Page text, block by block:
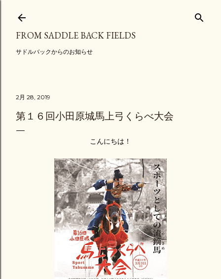
スキップしてメイン コンテンツに移動
FROM SADDLE BACK FIELDS
サドルバックからのお知らせ
2月 28, 2019
第１６回小田原城馬上弓くらべ大会
こんにちは！